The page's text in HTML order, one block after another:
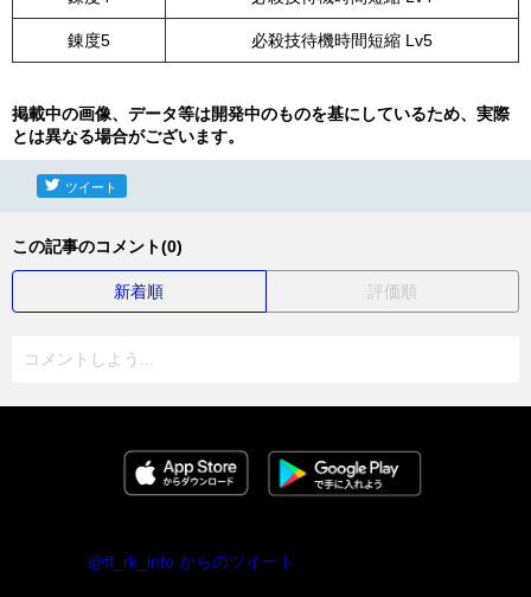
錬度5 必殺技待機時間短縮 Lv5
掲載中の画像、データ等は開発中のものを基にしているため、実際
とは異なる場合がございます。
ツイート
この記事のコメント(0)
新着順 評価順
コメントしよう...
@ff_rk_info からのツイート